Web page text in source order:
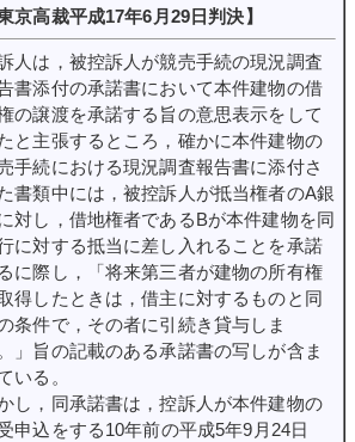
東京高裁平成17年6月29日判決】
人は，被控訴人が競売手続の現況調査
書添付の承諾書において本件建物の借
の譲渡を承諾する旨の意思表示をして
と主張するところ，確かに本件建物の
手続における現況調査報告書に添付さ
書類中には，被控訴人が抵当権者のA銀
対し，借地権者であるBが本件建物を同
に対する抵当に差し入れることを承諾
に際し，「将来第三者が建物の所有権
得したときは，借主に対するものと同
条件で，その者に引続き貸与しま
」旨の記載のある承諾書の写しが含ま
いる。
し，同承諾書は，控訴人が本件建物の
申込をする10年前の平成5年9月24日